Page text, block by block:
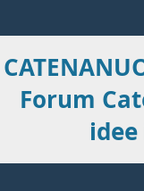
Forum